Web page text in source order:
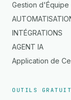
Gestion d'Équipe
INTÉGRATIONS
AGENT IA
Application de
OUTILS